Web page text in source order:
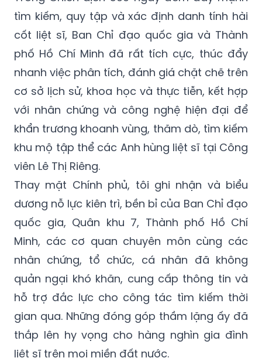
tìm kiếm, quy tập và xác định danh tính hài
cốt liệt sĩ, Ban Chỉ đạo quốc gia và Thành
phố Hồ Chí Minh đã rất tích cực, thúc đẩy
nhanh việc phân tích, đánh giá chặt chẽ trên
cơ sở lịch sử, khoa học và thực tiễn, kết hợp
với nhân chứng và công nghệ hiện đại để
khẩn trương khoanh vùng, thăm dò, tìm kiếm
khu mộ tập thể các Anh hùng liệt sĩ tại Công
viên Lê Thị Riêng.
Thay mặt Chính phủ, tôi ghi nhận và biểu
dương nỗ lực kiên trì, bền bỉ của Ban Chỉ đạo
quốc gia, Quân khu 7, Thành phố Hồ Chí
Minh, các cơ quan chuyên môn cùng các
nhân chứng, tổ chức, cá nhân đã không
quản ngại khó khăn, cung cấp thông tin và
hỗ trợ đắc lực cho công tác tìm kiếm thời
gian qua. Những đóng góp thầm lặng ấy đã
thắp lên hy vọng cho hàng nghìn gia đình
liệt sĩ trên mọi miền đất nước.